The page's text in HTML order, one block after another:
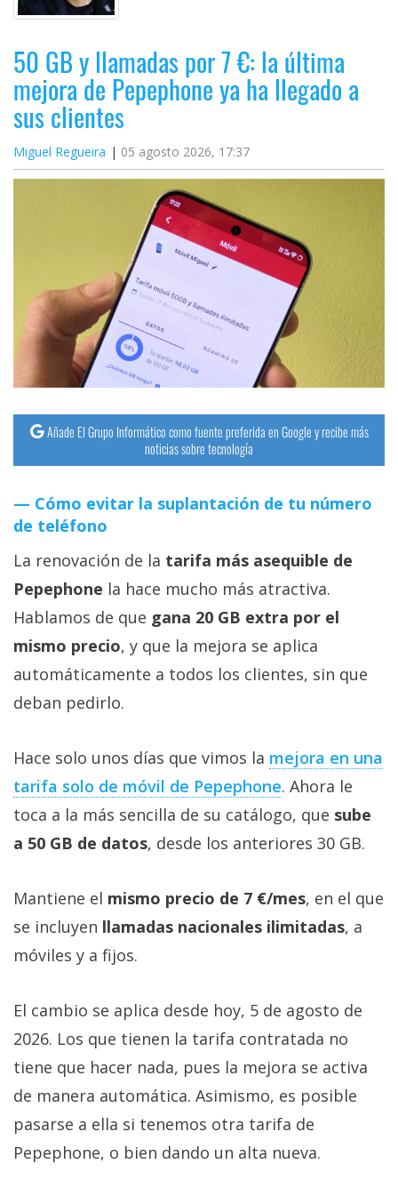
50 GB y llamadas por 7 €: la última
mejora de Pepephone ya ha llegado a
sus clientes
Miguel Regueira 05 agosto 2026, 17:37
Añade El Grupo Informático como fuente preferida en Google y recibe más
noticias sobre tecnología
Cómo evitar la suplantación de tu número
de teléfono
La renovación de la tarifa más asequible de
Pepephone la hace mucho más atractiva.
Hablamos de que gana 20 GB extra por el
mismo precio, y que la mejora se aplica
automáticamente a todos los clientes, sin que
deban pedirlo.
Hace solo unos días que vimos la mejora en una
tarifa solo de móvil de Pepephone‎. Ahora le
toca a la más sencilla de su catálogo, que sube
a 50 GB de datos, desde los anteriores 30 GB.
Mantiene el mismo precio de 7 €/mes, en el que
se incluyen llamadas nacionales ilimitadas, a
móviles y a fijos.
El cambio se aplica desde hoy, 5 de agosto de
2026. Los que tienen la tarifa contratada no
tiene que hacer nada, pues la mejora se activa
de manera automática. Asimismo, es posible
pasarse a ella si tenemos otra tarifa de
Pepephone, o bien dando un alta nueva.